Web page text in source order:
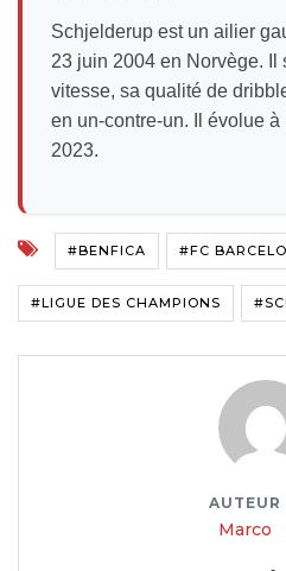
Schjelderup est un ailier
23 juin 2004 en Norvège. Il
vitesse, sa qualité de
en un-contre-un. Il évolue
2023.
#BENFICA #FC
#LIGUE DES CHAMPIONS
AUTEUR
Marco